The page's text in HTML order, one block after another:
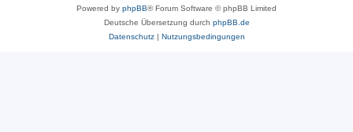
Powered by phpBB® Forum Software © phpBB Limited
Deutsche Übersetzung durch phpBB.de
Datenschutz| Nutzungsbedingungen